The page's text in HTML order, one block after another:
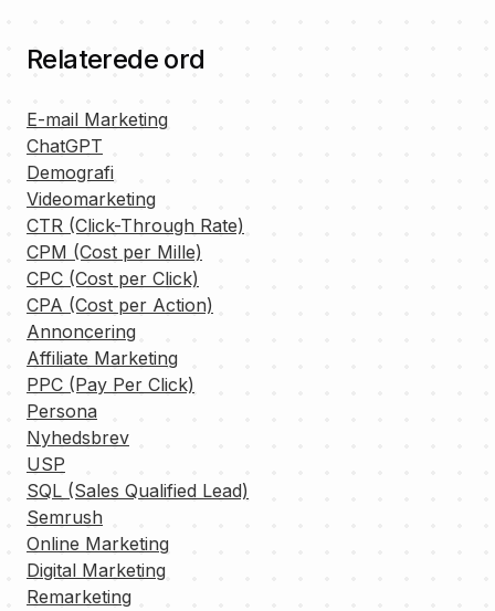
Relaterede ord
E-mail Marketing
ChatGPT
Demografi
Videomarketing
CTR (Click-Through Rate)
CPM (Cost per Mille)
CPC (Cost per Click)
CPA (Cost per Action)
Annoncering
Affiliate Marketing
PPC (Pay Per Click)
Persona
Nyhedsbrev
USP
SQL (Sales Qualified Lead)
Semrush
Online Marketing
Digital Marketing
Remarketing